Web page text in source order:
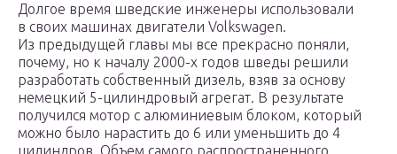
Долгое время шведские инженеры использовали
в своих машинах двигатели Volkswagen.
Из предыдущей главы мы все прекрасно поняли,
почему, но к началу 2000-х годов шведы решили
разработать собственный дизель, взяв за основу
немецкий 5-цилиндровый агрегат. В результате
получился мотор с алюминиевым блоком, который
можно было нарастить до 6 или уменьшить до 4
цилиндров. Объем самого распространенного